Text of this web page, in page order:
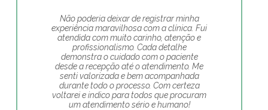
Não poderia deixar de registrar minha
experiência maravilhosa com a clínica. Fui
atendida com muito carinho, atenção e
profissionalismo. Cada detalhe
demonstra o cuidado com o paciente
desde a recepção até o atendimento. Me
senti valorizada e bem acompanhada
durante todo o processo. Com certeza
voltarei e indico para todos que procuram
um atendimento sério e humano!